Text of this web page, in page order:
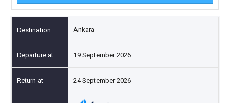
Ankara
19 September 2026
24 September 2026